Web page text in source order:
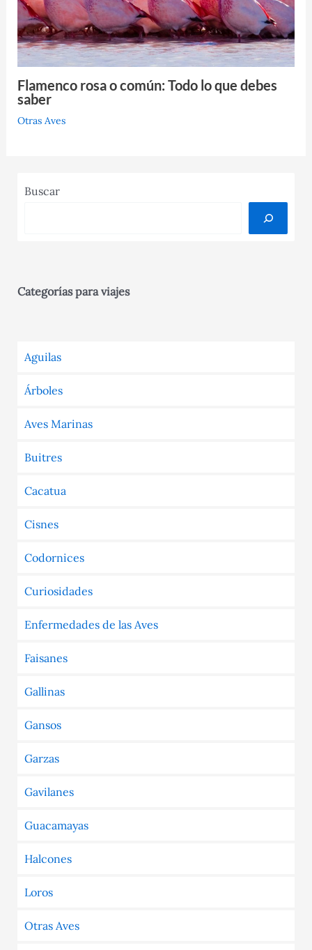
Flamenco rosa o común: Todo lo que debes
saber
Otras Aves
Buscar
Categorías para viajes
Aguilas
Árboles
Aves Marinas
Buitres
Cacatua
Cisnes
Codornices
Curiosidades
Enfermedades de las Aves
Faisanes
Gallinas
Gansos
Garzas
Gavilanes
Guacamayas
Halcones
Loros
Otras Aves